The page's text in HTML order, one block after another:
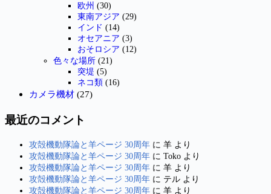
欧州 (30)
東南アジア (29)
インド (14)
オセアニア (3)
おそロシア (12)
色々な場所 (21)
突堤 (5)
ネコ類 (16)
カメラ機材 (27)
最近のコメント
攻殻機動隊論と羊ページ 30周年 に 羊 より
攻殻機動隊論と羊ページ 30周年 に Toko より
攻殻機動隊論と羊ページ 30周年 に 羊 より
攻殻機動隊論と羊ページ 30周年 に テル より
攻殻機動隊論と羊ページ 30周年 に 羊 より